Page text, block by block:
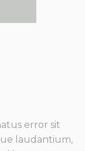
error sit
laudantium,